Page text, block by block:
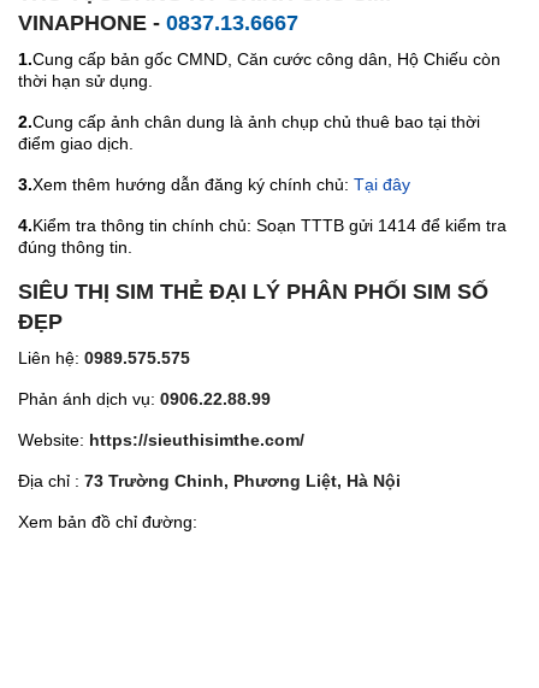
VINAPHONE - 0837.13.6667
1.Cung cấp bản gốc CMND, Căn cước công dân, Hộ Chiếu còn
thời hạn sử dụng.
2.Cung cấp ảnh chân dung là ảnh chụp chủ thuê bao tại thời
điểm giao dịch.
3.Xem thêm hướng dẫn đăng ký chính chủ: Tại đây
4.Kiểm tra thông tin chính chủ: Soạn TTTB gửi 1414 để kiểm tra
đúng thông tin.
SIÊU THỊ SIM THẺ ĐẠI LÝ PHÂN PHỐI SIM SỐ
ĐẸP
Liên hệ: 0989.575.575
Phản ánh dịch vụ: 0906.22.88.99
Website: https://sieuthisimthe.com/
Địa chỉ : 73 Trường Chinh, Phương Liệt, Hà Nội
Xem bản đồ chỉ đường: